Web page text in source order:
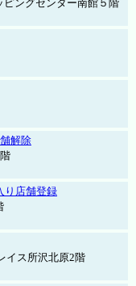
ングセンター南館５階
解除
り店舗登録
イス所沢北原2階